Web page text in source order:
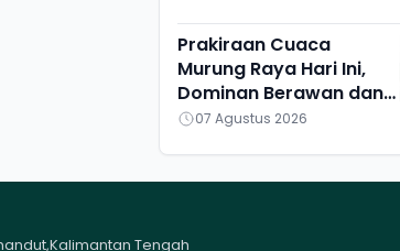
Prakiraan Cuaca
Murung Raya Hari Ini,
Dominan Berawan dan
Cerah, Seribu Riam
07 Agustus 2026
Tengah